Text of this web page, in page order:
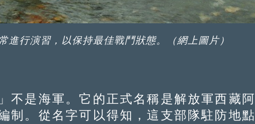
進行演習，以保持最佳戰鬥狀態。（網上圖片）
是海軍。它的正式名稱是解放軍西藏阿
制。從名字可以得知，這支部隊駐防地點